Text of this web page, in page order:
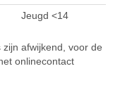
Jeugd <14
afwijkend, voor de
onlinecontact